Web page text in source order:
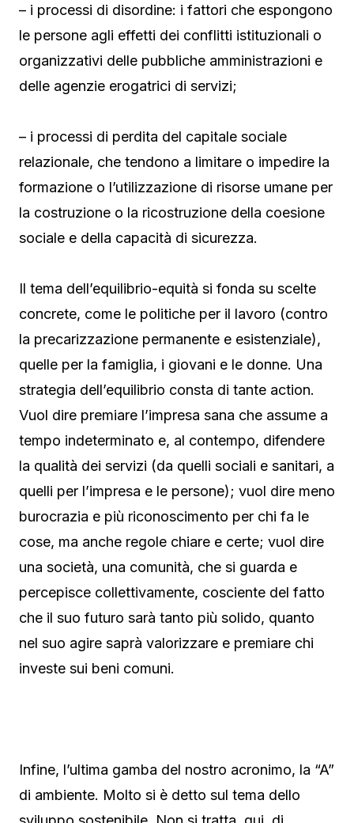
– i processi di disordine: i fattori che espongono
le persone agli effetti dei conflitti istituzionali o
organizzativi delle pubbliche amministrazioni e
delle agenzie erogatrici di servizi;
– i processi di perdita del capitale sociale
relazionale, che tendono a limitare o impedire la
formazione o l’utilizzazione di risorse umane per
la costruzione o la ricostruzione della coesione
sociale e della capacità di sicurezza.
Il tema dell’equilibrio-equità si fonda su scelte
concrete, come le politiche per il lavoro (contro
la precarizzazione permanente e esistenziale),
quelle per la famiglia, i giovani e le donne. Una
strategia dell’equilibrio consta di tante action.
Vuol dire premiare l’impresa sana che assume a
tempo indeterminato e, al contempo, difendere
la qualità dei servizi (da quelli sociali e sanitari, a
quelli per l’impresa e le persone); vuol dire meno
burocrazia e più riconoscimento per chi fa le
cose, ma anche regole chiare e certe; vuol dire
una società, una comunità, che si guarda e
percepisce collettivamente, cosciente del fatto
che il suo futuro sarà tanto più solido, quanto
nel suo agire saprà valorizzare e premiare chi
investe sui beni comuni.
Infine, l’ultima gamba del nostro acronimo, la “A”
di ambiente. Molto si è detto sul tema dello